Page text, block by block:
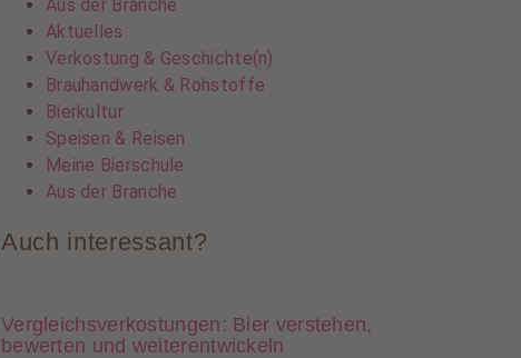
Aus der Branche
Aktuelles
Verkostung & Geschichte(n)
Brauhandwerk & Rohstoffe
Bierkultur
Speisen & Reisen
Meine Bierschule
Aus der Branche
Auch interessant?
Vergleichsverkostungen: Bier verstehen,
bewerten und weiterentwickeln